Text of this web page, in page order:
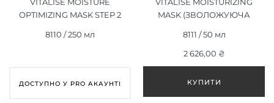
OPTIMIZING MASK STEP 2
ФАЗА 2) 250 МЛ
8110 / 250 мл
ДОСТУПНО У PRO АКАУНТІ
MASK (ЗВОЛОЖУЮЧА
8111 / 50 мл
2 626,00 ₴